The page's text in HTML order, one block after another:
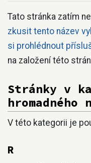
Přejít na:navigace,
Tato stránka zatím
zkusit tento název
si prohlédnout
na založení této
Stránky v
hromadného
V této kategorii je
R